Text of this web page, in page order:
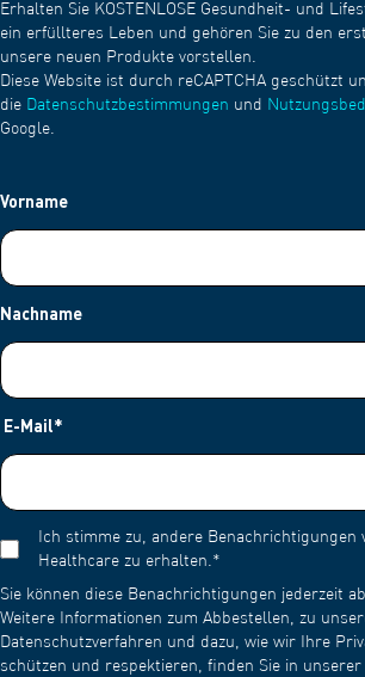
Erhalten Sie KOSTENLOSE Gesundheit- und
ein erfüllteres Leben und gehören Sie zu den
unsere neuen Produkte vorstellen.
Diese Website ist durch reCAPTCHA geschützt
die Datenschutzbestimmungen und
Google.
Vorname
Nachname
E-Mail*
Ich stimme zu, andere Benachrichtigungen
Healthcare zu erhalten.*
Sie können diese Benachrichtigungen jederzeit
Weitere Informationen zum Abbestellen, zu
Datenschutzverfahren und dazu, wie wir Ihre
schützen und respektieren, finden Sie in unserer